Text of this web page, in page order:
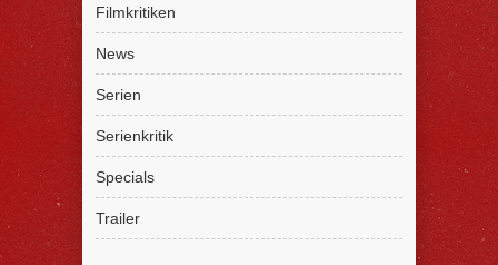
Filmkritiken
News
Serien
Serienkritik
Specials
Trailer